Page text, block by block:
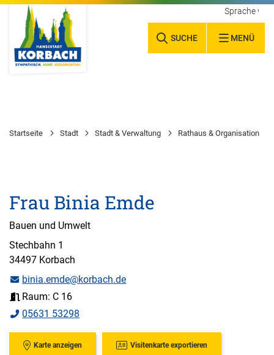
SUCHE MENÜ
Sprache
Startseite Stadt Stadt & Verwaltung Rathaus & Organisation
Frau Binia Emde
Bauen und Umwelt
Stechbahn 1
34497 Korbach
binia.emde@korbach.de
Raum: C 16
05631 53298
Karte anzeigen Visitenkarte exportieren